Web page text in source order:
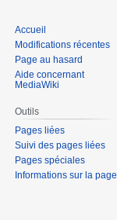
Accueil
Modifications récentes
Page au hasard
Aide concernant
MediaWiki
Outils
Pages liées
Suivi des pages liées
Pages spéciales
Informations sur la page